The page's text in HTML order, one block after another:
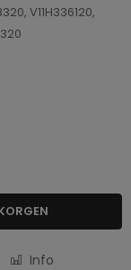
V11H336120,
Info